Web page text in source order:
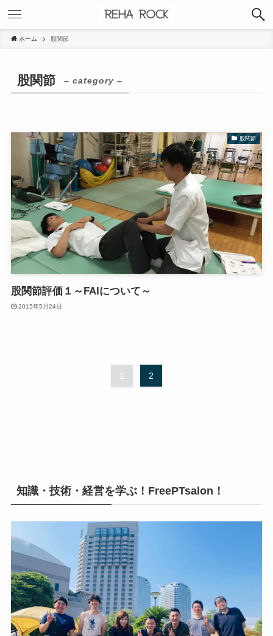
ホーム 股関節
股関節 – category –
股関節
股関節評価１～FAIについて～
2015年5月24日
1 2
知識・技術・経営を学ぶ！FreePTsalon！